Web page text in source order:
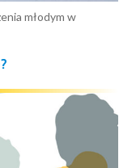
młodym w